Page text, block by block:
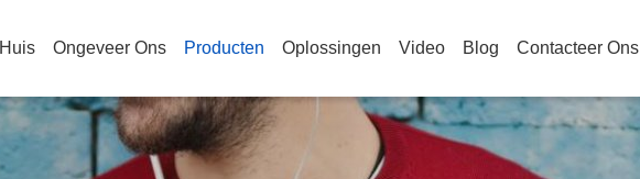
Huis Ongeveer Ons Producten Oplossingen Video Blog Contacteer Ons